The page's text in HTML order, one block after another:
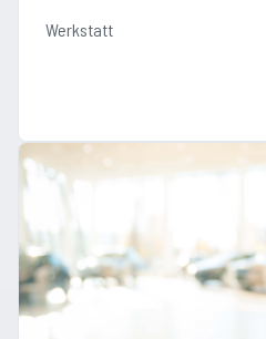
Werkstatt